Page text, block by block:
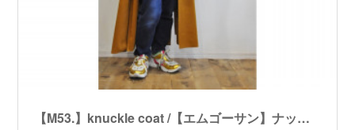
【M53.】knuckle coat /【エムゴーサン】ナックルコート